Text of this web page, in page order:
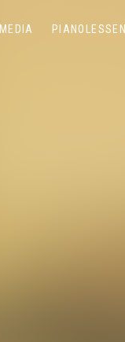
MEDIA PIANOLESSEN